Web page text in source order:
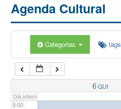
Agenda Cultural
Categorias tags
6QUI
Dia inteiro
5:00
7:00
8:00